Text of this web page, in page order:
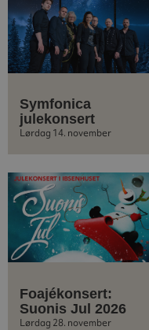
Symfonica
julekonsert
Lørdag 14. november
Foajékonsert:
Suonis Jul 2026
Lørdag 28. november